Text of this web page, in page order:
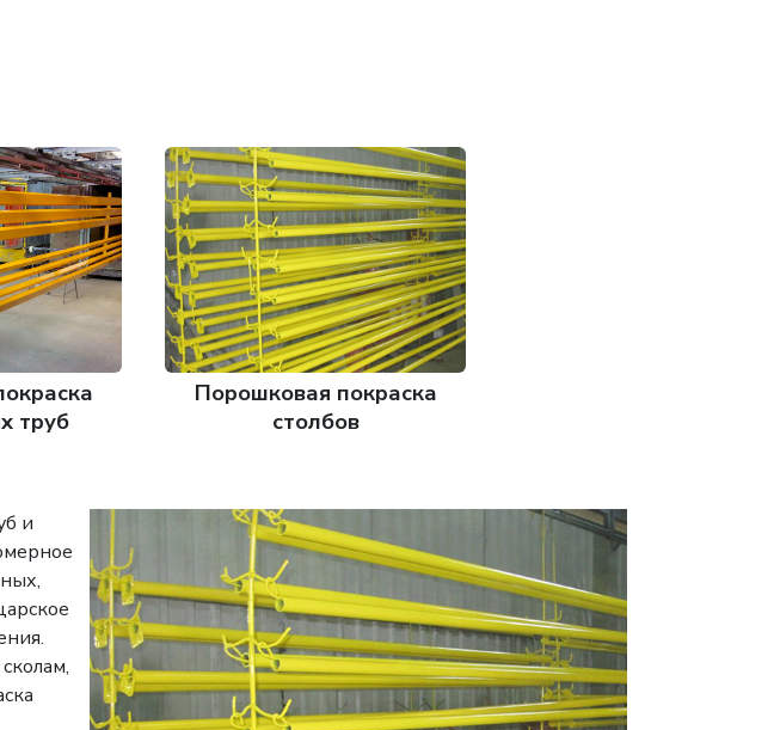
труб
Порошковая покраска
столбов
и